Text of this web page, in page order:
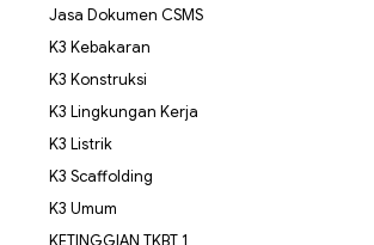
Jasa Dokumen CSMS
K3 Kebakaran
K3 Konstruksi
K3 Lingkungan Kerja
K3 Listrik
K3 Scaffolding
K3 Umum
KETINGGIAN TKBT 1